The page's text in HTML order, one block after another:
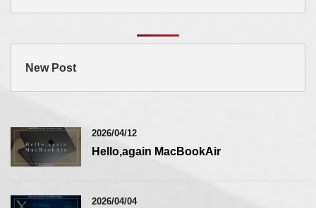
New Post
2026/04/12
Hello,again MacBookAir
2026/04/04